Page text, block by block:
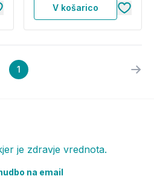
V košarico
1
je zdravje vrednota.
na email